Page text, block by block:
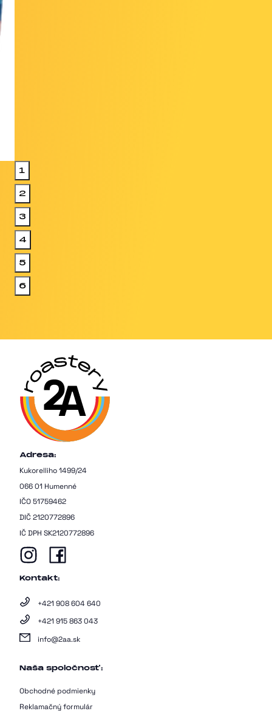
1
2
3
4
5
6
Adresa:
Kukorelliho 1499/24
066 01 Humenné
IČO 51759462
DIČ 2120772896
IČ DPH SK2120772896
Kontakt:
+421 908 604 640
+421 915 863 043
info@2aa.sk
Naša spoločnosť:
Obchodné podmienky
Reklamačný formulár